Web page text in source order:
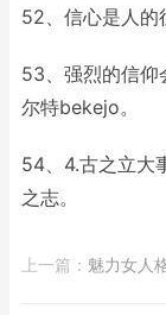
52、信心是人的
53、强烈的信仰
尔特bekejo。
54、4.古之立大
之志。
上一篇： 魅力女人格言简短语